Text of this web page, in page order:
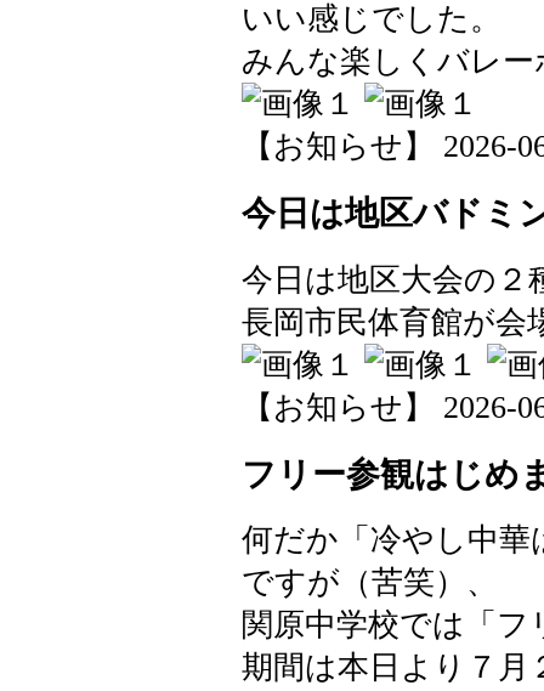
いい感じでした。
みんな楽しくバレ
【お知らせ】 2026-
今日は地区バドミ
今日は地区大会の２
長岡市民体育館が
【お知らせ】 2026-
フリー参観はじめ
何だか「冷やし中
ですが（苦笑）、
関原中学校では「
期間は本日より７月